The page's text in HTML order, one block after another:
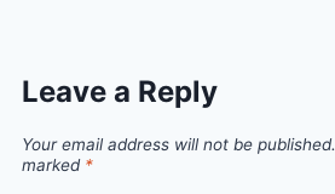
Leave a Reply
Your email address will not be published.
marked *